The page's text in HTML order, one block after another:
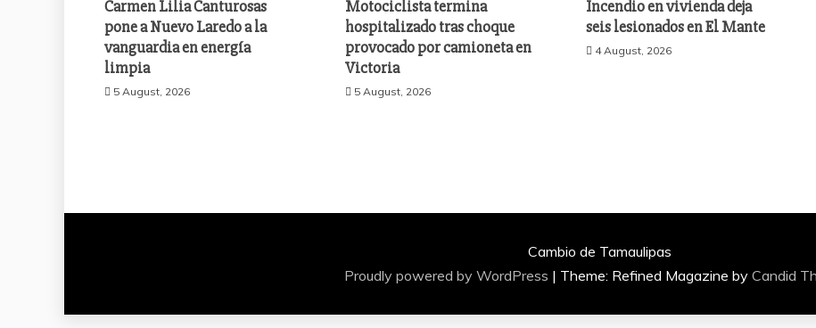
Carmen Lilia Canturosas
pone a Nuevo Laredo a la
vanguardia en energía
limpia
5 August, 2026
Motociclista termina
hospitalizado tras choque
provocado por camioneta en
Victoria
5 August, 2026
Incendio en vivienda deja
seis lesionados en El Mante
4 August, 2026
Cambio de Tamaulipas
Proudly powered by WordPress | Theme: Refined Magazine by Candid